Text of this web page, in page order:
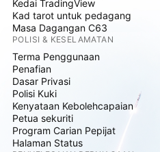
Kedai TradingView
Kad tarot untuk pedagang
Masa Dagangan C63
POLISI & KESELAMATAN
Terma Penggunaan
Penafian
Dasar Privasi
Polisi Kuki
Kenyataan Kebolehcapaian
Petua sekuriti
Program Carian Pepijat
Halaman Status